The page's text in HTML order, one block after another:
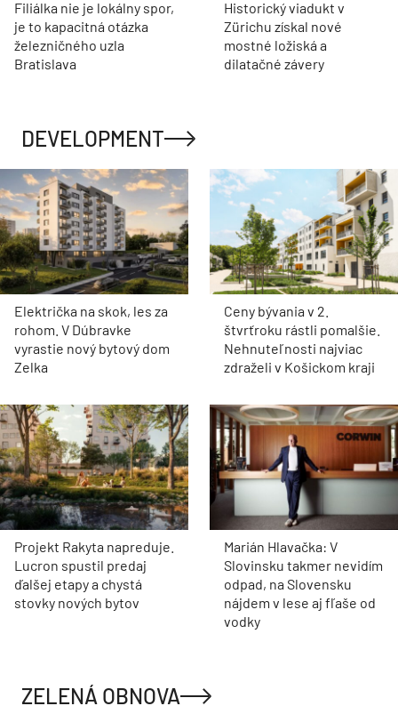
Filiálka nie je lokálny spor,
je to kapacitná otázka
železničného uzla
Bratislava
Historický viadukt v
Zürichu získal nové
mostné ložiská a
dilatačné závery
DEVELOPMENT
Električka na skok, les za
rohom. V Dúbravke
vyrastie nový bytový dom
Zelka
Ceny bývania v 2.
štvrťroku rástli pomalšie.
Nehnuteľnosti najviac
zdraželi v Košickom kraji
Projekt Rakyta napreduje.
Lucron spustil predaj
ďalšej etapy a chystá
stovky nových bytov
Marián Hlavačka: V
Slovinsku takmer nevidím
odpad, na Slovensku
nájdem v lese aj fľaše od
vodky
ZELENÁ OBNOVA